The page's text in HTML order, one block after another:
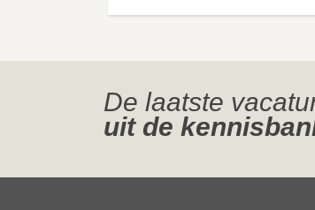
De laatste
uit de